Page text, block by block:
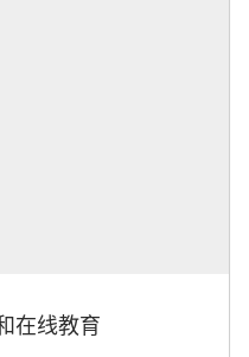
在线教育